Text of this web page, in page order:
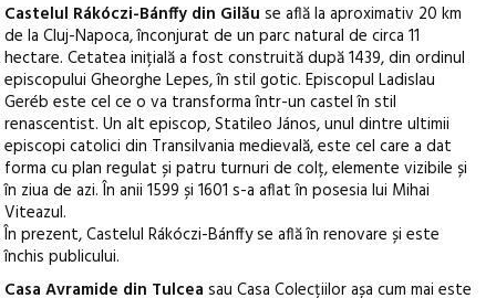
Castelul Rákóczi-Bánffy din Gilău se află la aproximativ 20 km
de la Cluj-Napoca, înconjurat de un parc natural de circa 11
hectare. Cetatea inițială a fost construită după 1439, din ordinul
episcopului Gheorghe Lepes, în stil gotic. Episcopul Ladislau
Geréb este cel ce o va transforma într-un castel în stil
renascentist. Un alt episcop, Statileo János, unul dintre ultimii
episcopi catolici din Transilvania medievală, este cel care a dat
forma cu plan regulat și patru turnuri de colț, elemente vizibile și
în ziua de azi. În anii 1599 și 1601 s-a aflat în posesia lui Mihai
Viteazul.
În prezent, Castelul Rákóczi-Bánffy se află în renovare și este
închis publicului.
Casa Avramide din Tulcea sau Casa Colecțiilor așa cum mai este